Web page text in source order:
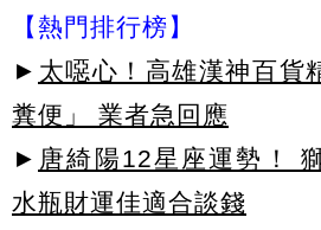
【熱門排行榜】
► 太噁心！高雄漢神百貨
糞便」 業者急回應
► 唐綺陽12星座運勢！
水瓶財運佳適合談錢